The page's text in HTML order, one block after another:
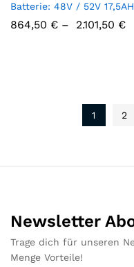
Batterie: 48V / 52V 17,5AH
864,50 € – 2.101,50 €
1 2
Newsletter
Trage dich für unseren
Menge Vorteile!